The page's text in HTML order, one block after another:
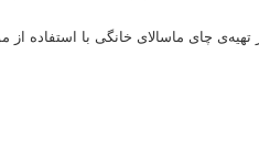
تهیه‌ی چای ماسالای خانگی با استفاده